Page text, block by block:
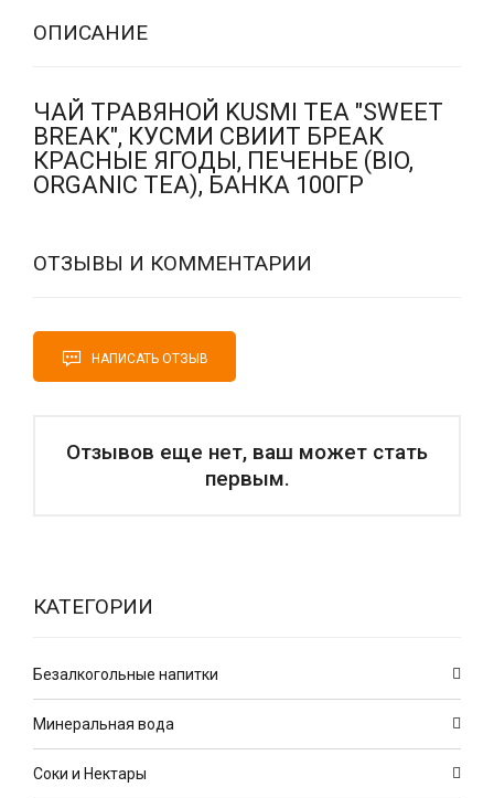
ОПИСАНИЕ
ЧАЙ ТРАВЯНОЙ KUSMI TEA "SWEET
BREAK", КУСМИ СВИИТ БРЕАК
КРАСНЫЕ ЯГОДЫ, ПЕЧЕНЬЕ (BIO,
ORGANIC TEA), БАНКА 100ГР
ОТЗЫВЫ И КОММЕНТАРИИ
НАПИСАТЬ ОТЗЫВ
Отзывов еще нет, ваш может стать
первым.
КАТЕГОРИИ
Безалкогольные напитки
Минеральная вода
Соки и Нектары